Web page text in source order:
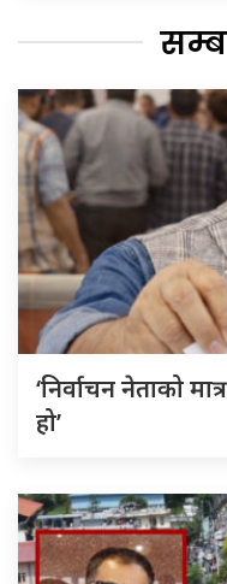
‘निर्वाचन नेताको
हो’